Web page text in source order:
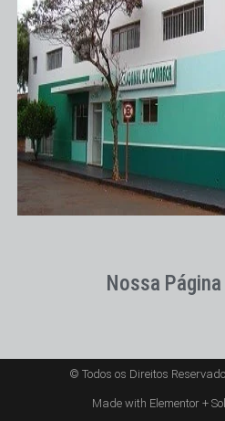
Nossa
© Todos os Direitos
Made with Elementor +